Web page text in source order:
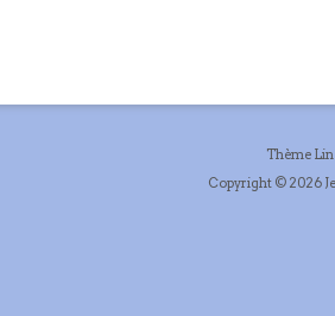
Thème
Copyright © 2026